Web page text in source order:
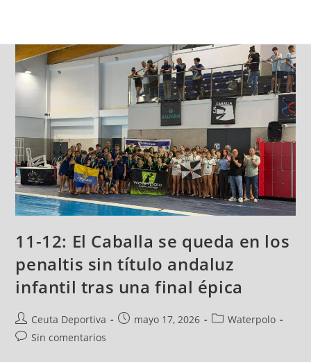
11-12: El Caballa se queda en los
penaltis sin título andaluz
infantil tras una final épica
Ceuta Deportiva mayo 17, 2026
Waterpolo
Sin comentarios